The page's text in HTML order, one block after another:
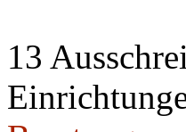
13